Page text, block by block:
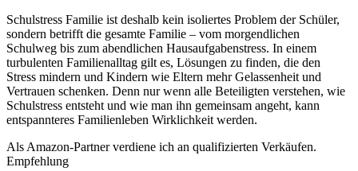
Schulstress Familie ist deshalb kein isoliertes Problem der Schüler,
sondern betrifft die gesamte Familie – vom morgendlichen
Schulweg bis zum abendlichen Hausaufgabenstress. In einem
turbulenten Familienalltag gilt es, Lösungen zu finden, die den
Stress mindern und Kindern wie Eltern mehr Gelassenheit und
Vertrauen schenken. Denn nur wenn alle Beteiligten verstehen, wie
Schulstress entsteht und wie man ihn gemeinsam angeht, kann
entspannteres Familienleben Wirklichkeit werden.
Als Amazon-Partner verdiene ich an qualifizierten Verkäufen.
Empfehlung